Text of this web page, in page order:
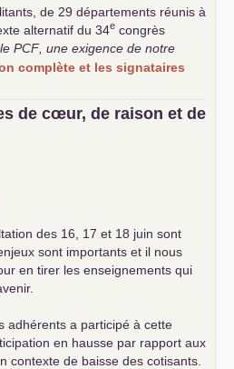
de 29 départements réunis à
alternatif du 34e congrès
PCF , une exigence de notre
complète et les signataires
de cœur, de raison et de
des 16, 17 et 18 juin sont
sont importants et il nous
en tirer les enseignements qui
adhérents a participé à cette
en hausse par rapport aux
contexte de baisse des cotisants.